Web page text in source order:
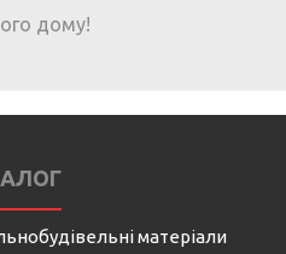
дому!
матеріали